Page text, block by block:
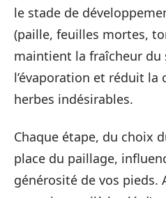
le stade de
(paille, feuilles mortes,
maintient la fraîcheur
l’évaporation et réduit la
herbes indésirables.
Chaque étape, du choix
place du paillage,
générosité de vos pieds.